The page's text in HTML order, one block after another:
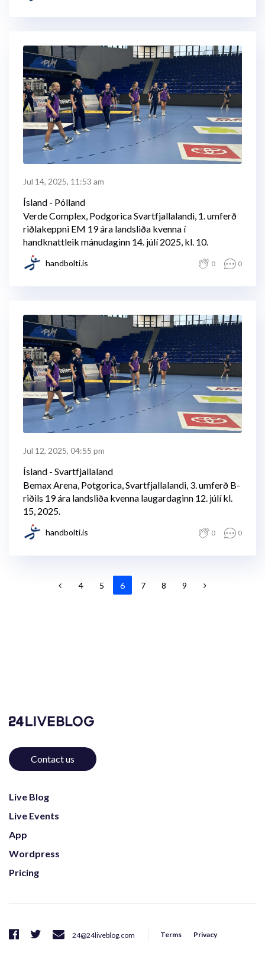
Jul 14, 2025, 11:53 am
Ísland - Pólland
Verde Complex, Podgorica Svartfjallalandi, 1. umferð
riðlakeppni EM 19 ára landsliða kvenna í
handknattleik mánudaginn 14. júlí 2025, kl. 10.
handbolti.is 0 0
Jul 12, 2025, 04:55 pm
Ísland - Svartfjallaland
Bemax Arena, Potgorica, Svartfjallalandi, 3. umferð B-
riðils 19 ára landsliða kvenna laugardaginn 12. júlí kl.
15, 2025.
handbolti.is 0 0
4 5 6 7 8 9
Contact us
Live Blog
Live Events
App
Wordpress
Pricing
24@24liveblog.com Terms Privacy